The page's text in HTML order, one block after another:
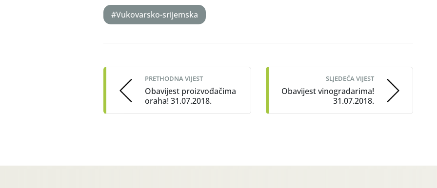
#Vukovarsko-srijemska
navigation
PRETHODNA VIJEST
Obavijest proizvođačima
oraha! 31.07.2018.
SLJEDEĆA VIJEST
Obavijest vinogradarima!
31.07.2018.